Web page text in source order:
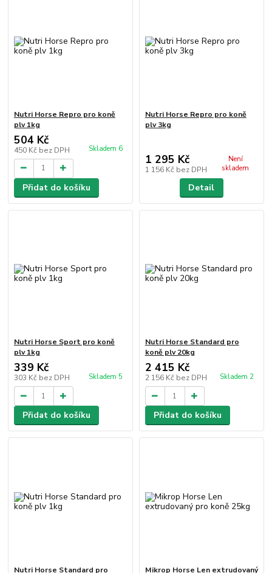
Nutri Horse Repro pro koně
plv 1kg
504 Kč
450 Kč bez DPH Skladem 6
Přidat do košíku
Nutri Horse Repro pro koně
plv 3kg
1 295 Kč
1 156 Kč bez DPH
Není
skladem
Detail
Nutri Horse Sport pro koně
plv 1kg
339 Kč
303 Kč bez DPH Skladem 5
Přidat do košíku
Nutri Horse Standard pro
koně plv 20kg
2 415 Kč
2 156 Kč bez DPH Skladem 2
Přidat do košíku
Nutri Horse Standard pro Mikrop Horse Len extrudovaný